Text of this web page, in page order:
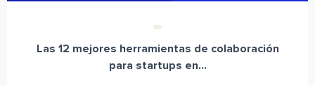
Las 12 mejores herramientas de colaboración
para startups en...